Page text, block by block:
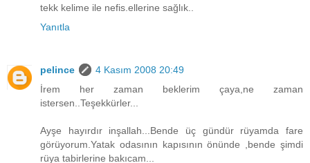
tekk kelime ile nefis.ellerine sağlık..
Yanıtla
pelince
4 Kasım 2008 20:49
İrem her zaman beklerim çaya,ne zaman
istersen..Teşekkürler...
Ayşe hayırdır inşallah...Bende üç gündür rüyamda fare
görüyorum.Yatak odasının kapısının önünde ,bende şimdi
rüya tabirlerine bakıcam...